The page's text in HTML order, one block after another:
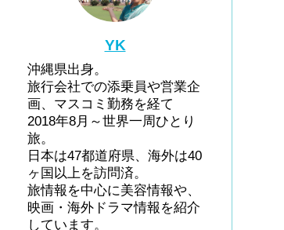
YK
沖縄県出身。
旅行会社での添乗員や営業企
画、マスコミ勤務を経て
2018年8月～世界一周ひとり
旅。
日本は47都道府県、海外は40
ヶ国以上を訪問済。
旅情報を中心に美容情報や、
映画・海外ドラマ情報を紹介
しています。